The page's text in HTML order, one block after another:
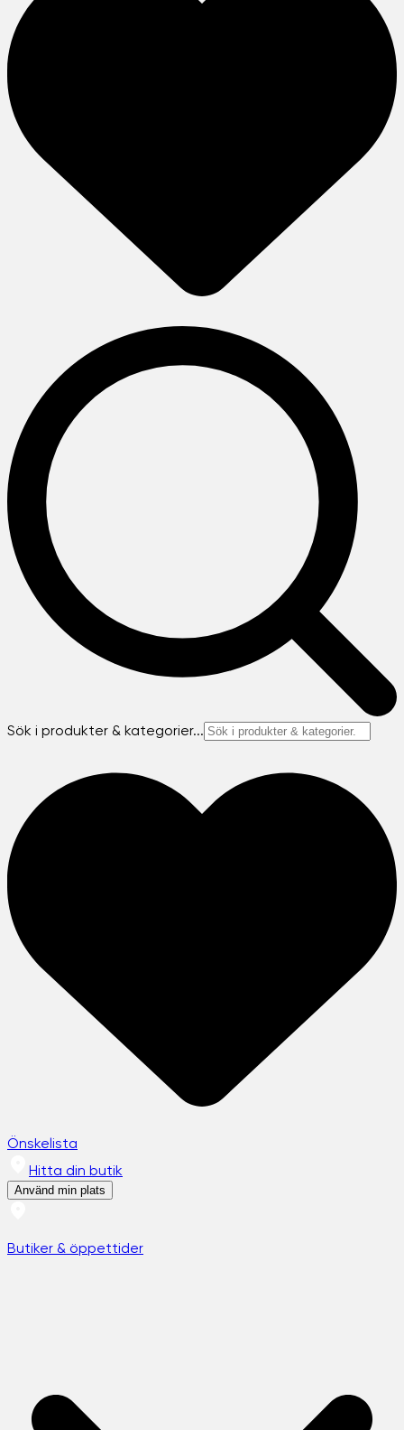
Sök i produkter & kategorier...
Önskelista
Hitta din butik
Använd min plats
Butiker & öppettider